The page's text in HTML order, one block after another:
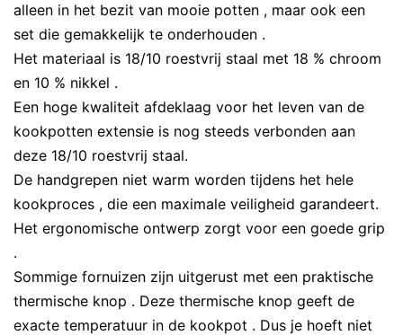
alleen in het bezit van mooie potten , maar ook een
set die gemakkelijk te onderhouden .
Het materiaal is 18/10 roestvrij staal met 18 % chroom
en 10 % nikkel .
Een hoge kwaliteit afdeklaag voor het leven van de
kookpotten extensie is nog steeds verbonden aan
deze 18/10 roestvrij staal.
De handgrepen niet warm worden tijdens het hele
kookproces , die een maximale veiligheid garandeert.
Het ergonomische ontwerp zorgt voor een goede grip
.
Sommige fornuizen zijn uitgerust met een praktische
thermische knop . Deze thermische knop geeft de
exacte temperatuur in de kookpot . Dus je hoeft niet